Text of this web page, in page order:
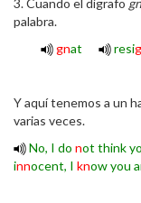
3. Cuando el dígrafo gn
palabra.
gnat resi
Y aquí tenemos a un
varias veces.
No, I do not think
innocent, I know you